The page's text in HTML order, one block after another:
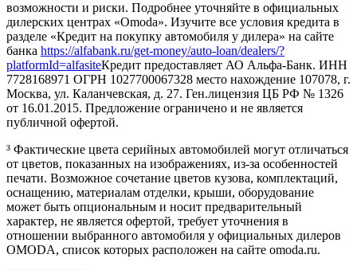
возможности и риски. Подробнее уточняйте в официальных
дилерских центрах «Omoda». Изучите все условия кредита в
разделе «Кредит на покупку автомобиля у дилера» на сайте
банка https://alfabank.ru/get-money/auto-loan/dealers/?
platformId=alfasiteКредит предоставляет АО Альфа-Банк. ИНН
7728168971 ОГРН 1027700067328 место нахождение 107078, г.
Москва, ул. Каланчевская, д. 27. Ген.лицензия ЦБ РФ № 1326
от 16.01.2015. Предложение ограничено и не является
публичной офертой.
³ Фактические цвета серийных автомобилей могут отличаться
от цветов, показанных на изображениях, из-за особенностей
печати. Возможное сочетание цветов кузова, комплектаций,
оснащению, материалам отделки, крыши, оборудование
может быть опциональным и носит предварительный
характер, не является офертой, требует уточнения в
отношении выбранного автомобиля у официальных дилеров
OMODA, список которых расположен на сайте omoda.ru.